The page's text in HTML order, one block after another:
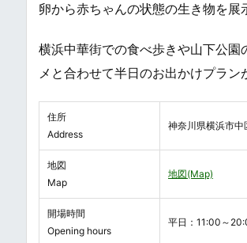
卵から赤ちゃんの状態の生き物を展
横浜中華街での食べ歩きや山下公
メと合わせて半日のお出かけプラン
住所
Address
神奈川県横浜市
地図
Map
地図(Map)
開場時間
Opening hours
平日：11:00～